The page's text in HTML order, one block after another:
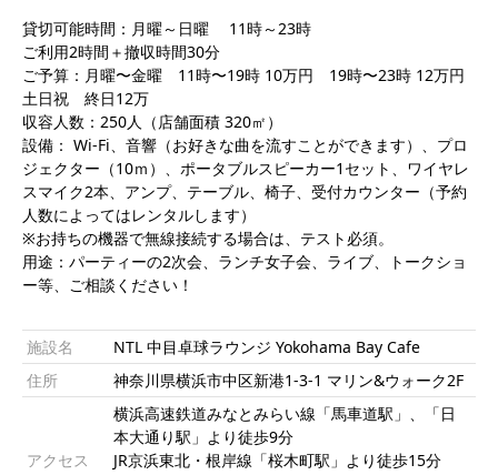
貸切可能時間：月曜～日曜 11時～23時
ご利用2時間＋撤収時間30分
ご予算：月曜〜金曜 11時〜19時 10万円 19時〜23時 12万円
土日祝 終日12万
収容人数：250人（店舗面積 320㎡）
設備： Wi-Fi、音響（お好きな曲を流すことができます）、プロ
ジェクター（10ｍ）、ポータブルスピーカー1セット、ワイヤレ
スマイク2本、アンプ、テーブル、椅子、受付カウンター（予約
人数によってはレンタルします）
※お持ちの機器で無線接続する場合は、テスト必須。
用途：パーティーの2次会、ランチ女子会、ライブ、トークショ
ー等、ご相談ください！
施設名
NTL 中目卓球ラウンジ Yokohama Bay Cafe
住所
神奈川県横浜市中区新港1-3-1 マリン&ウォーク2F
アクセス
横浜高速鉄道みなとみらい線「馬車道駅」、「日
本大通り駅」より徒歩9分
JR京浜東北・根岸線「桜木町駅」より徒歩15分